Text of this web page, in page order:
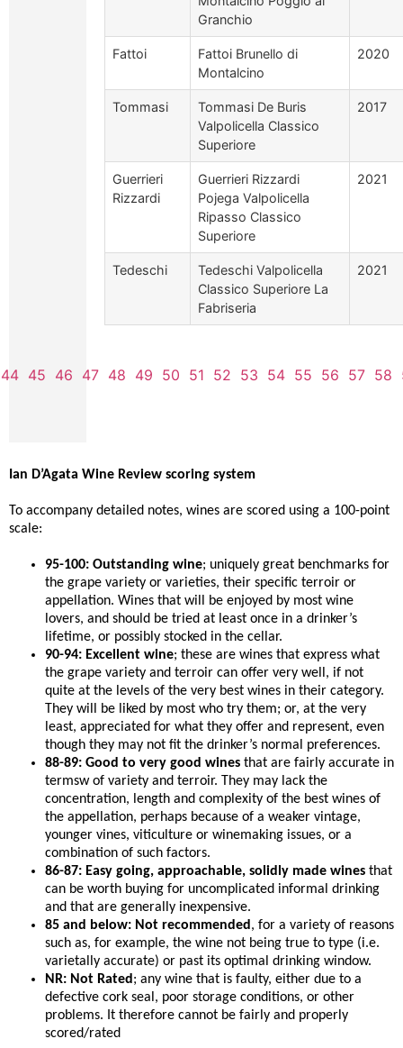
Granchio
Fattoi
Fattoi Brunello di
Montalcino
2020
Tommasi
Tommasi De Buris
Valpolicella Classico
Superiore
2017
Guerrieri
Rizzardi
Guerrieri Rizzardi
Pojega Valpolicella
Ripasso Classico
Superiore
2021
Tedeschi
Tedeschi Valpolicella
Classico Superiore La
Fabriseria
2021
44 45 46 47 48 49 50 51 52 53 54 55 56 57 58
Ian D’Agata Wine Review scoring system
To accompany detailed notes, wines are scored using a 100-point
scale:
95-100: Outstanding wine; uniquely great benchmarks for
the grape variety or varieties, their specific terroir or
appellation. Wines that will be enjoyed by most wine
lovers, and should be tried at least once in a drinker’s
lifetime, or possibly stocked in the cellar.
90-94: Excellent wine; these are wines that express what
the grape variety and terroir can offer very well, if not
quite at the levels of the very best wines in their category.
They will be liked by most who try them; or, at the very
least, appreciated for what they offer and represent, even
though they may not fit the drinker’s normal preferences.
88-89: Good to very good wines that are fairly accurate in
termsw of variety and terroir. They may lack the
concentration, length and complexity of the best wines of
the appellation, perhaps because of a weaker vintage,
younger vines, viticulture or winemaking issues, or a
combination of such factors.
86-87: Easy going, approachable, solidly made wines that
can be worth buying for uncomplicated informal drinking
and that are generally inexpensive.
85 and below: Not recommended , for a variety of reasons
such as, for example, the wine not being true to type (i.e.
varietally accurate) or past its optimal drinking window.
NR: Not Rated ; any wine that is faulty, either due to a
defective cork seal, poor storage conditions, or other
problems. It therefore cannot be fairly and properly
scored/rated